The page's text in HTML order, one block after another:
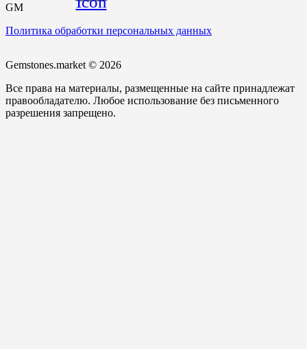
GM
Политика обработки персональных данных
Gemstones.market © 2026
Все права на материалы, размещенные на сайте принадлежат
правообладателю. Любое использование без письменного
разрешения запрещено.